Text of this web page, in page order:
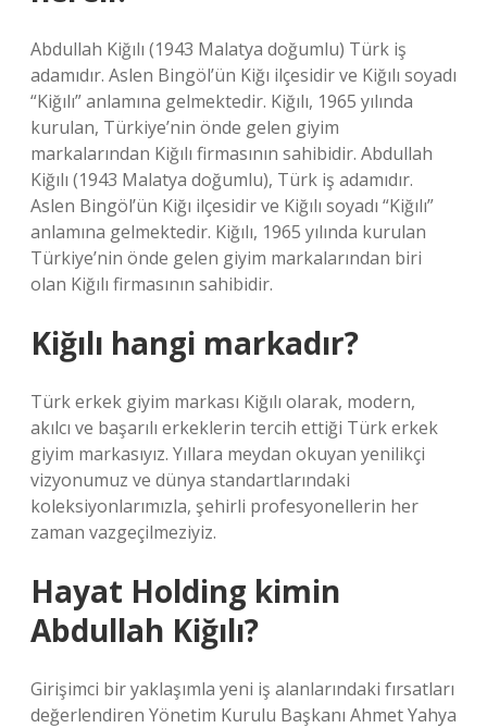
Abdullah Kiğılı (1943 Malatya doğumlu) Türk iş
adamıdır. Aslen Bingöl’ün Kiğı ilçesidir ve Kiğılı soyadı
“Kiğılı” anlamına gelmektedir. Kiğılı, 1965 yılında
kurulan, Türkiye’nin önde gelen giyim
markalarından Kiğılı firmasının sahibidir. Abdullah
Kiğılı (1943 Malatya doğumlu), Türk iş adamıdır.
Aslen Bingöl’ün Kiğı ilçesidir ve Kiğılı soyadı “Kiğılı”
anlamına gelmektedir. Kiğılı, 1965 yılında kurulan
Türkiye’nin önde gelen giyim markalarından biri
olan Kiğılı firmasının sahibidir.
Kiğılı hangi markadır?
Türk erkek giyim markası Kiğılı olarak, modern,
akılcı ve başarılı erkeklerin tercih ettiği Türk erkek
giyim markasıyız. Yıllara meydan okuyan yenilikçi
vizyonumuz ve dünya standartlarındaki
koleksiyonlarımızla, şehirli profesyonellerin her
zaman vazgeçilmeziyiz.
Hayat Holding kimin
Abdullah Kiğılı?
Girişimci bir yaklaşımla yeni iş alanlarındaki fırsatları
değerlendiren Yönetim Kurulu Başkanı Ahmet Yahya